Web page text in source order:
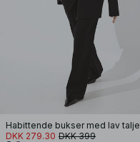
Habittende bukser med lav talje
DKK 279.30 DKK 399